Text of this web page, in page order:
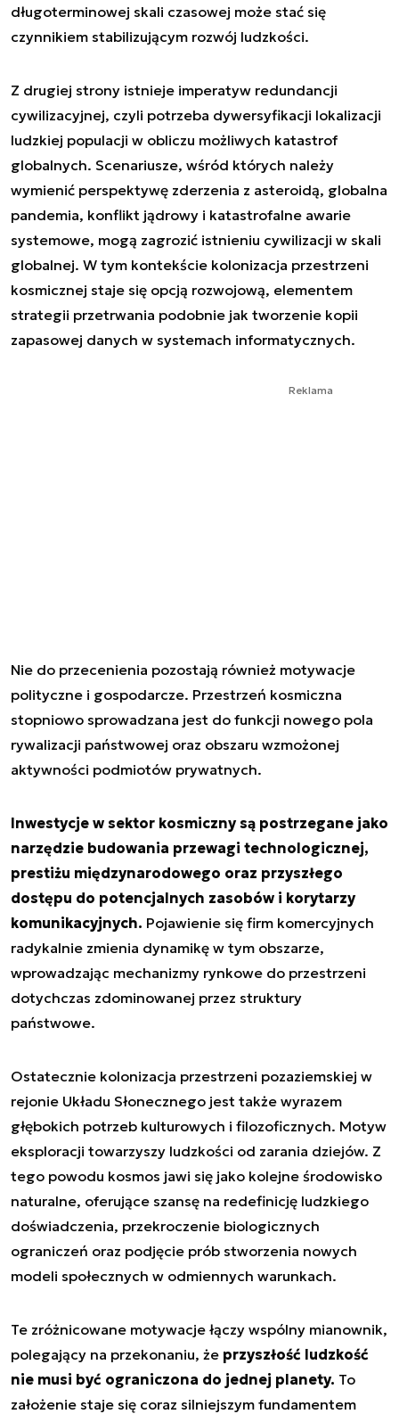
długoterminowej skali czasowej może stać się
czynnikiem stabilizującym rozwój ludzkości.
Z drugiej strony istnieje imperatyw redundancji
cywilizacyjnej, czyli potrzeba dywersyfikacji lokalizacji
ludzkiej populacji w obliczu możliwych katastrof
globalnych. Scenariusze, wśród których należy
wymienić perspektywę zderzenia z asteroidą, globalna
pandemia, konflikt jądrowy i katastrofalne awarie
systemowe, mogą zagrozić istnieniu cywilizacji w skali
globalnej. W tym kontekście kolonizacja przestrzeni
kosmicznej staje się opcją rozwojową, elementem
strategii przetrwania podobnie jak tworzenie kopii
zapasowej danych w systemach informatycznych.
Reklama
Nie do przecenienia pozostają również motywacje
polityczne i gospodarcze. Przestrzeń kosmiczna
stopniowo sprowadzana jest do funkcji nowego pola
rywalizacji państwowej oraz obszaru wzmożonej
aktywności podmiotów prywatnych.
Inwestycje w sektor kosmiczny są postrzegane jako
narzędzie budowania przewagi technologicznej,
prestiżu międzynarodowego oraz przyszłego
dostępu do potencjalnych zasobów i korytarzy
komunikacyjnych. Pojawienie się firm komercyjnych
radykalnie zmienia dynamikę w tym obszarze,
wprowadzając mechanizmy rynkowe do przestrzeni
dotychczas zdominowanej przez struktury
państwowe.
Ostatecznie kolonizacja przestrzeni pozaziemskiej w
rejonie Układu Słonecznego jest także wyrazem
głębokich potrzeb kulturowych i filozoficznych. Motyw
eksploracji towarzyszy ludzkości od zarania dziejów. Z
tego powodu kosmos jawi się jako kolejne środowisko
naturalne, oferujące szansę na redefinicję ludzkiego
doświadczenia, przekroczenie biologicznych
ograniczeń oraz podjęcie prób stworzenia nowych
modeli społecznych w odmiennych warunkach.
Te zróżnicowane motywacje łączy wspólny mianownik,
polegający na przekonaniu, że przyszłość ludzkość
nie musi być ograniczona do jednej planety. To
założenie staje się coraz silniejszym fundamentem